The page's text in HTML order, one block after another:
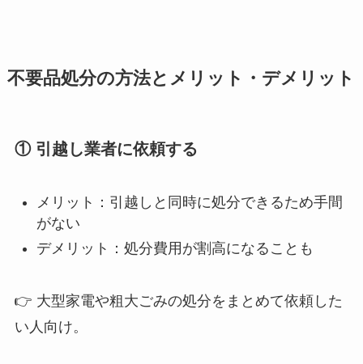
不要品処分の方法とメリット・デメリット
① 引越し業者に依頼する
メリット：引越しと同時に処分できるため手間
がない
デメリット：処分費用が割高になることも
👉 大型家電や粗大ごみの処分をまとめて依頼した
い人向け。